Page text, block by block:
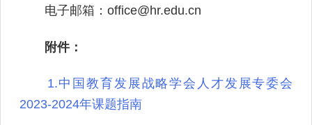
电子邮箱：office@hr.edu.cn
附件：
1.中国教育发展战略学会人才发展专委会
2023-2024年课题指南